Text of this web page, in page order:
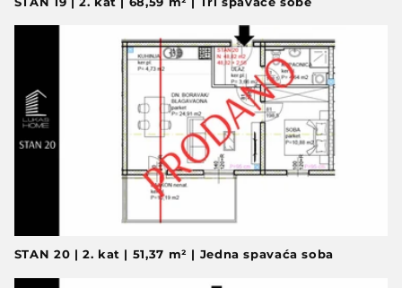
STAN 20 | 2. kat | 51,37 m² | Jedna spavaća soba